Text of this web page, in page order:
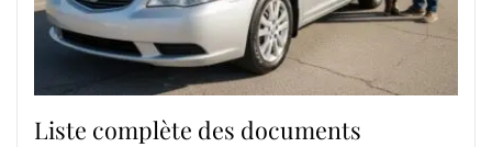
Liste complète des documents